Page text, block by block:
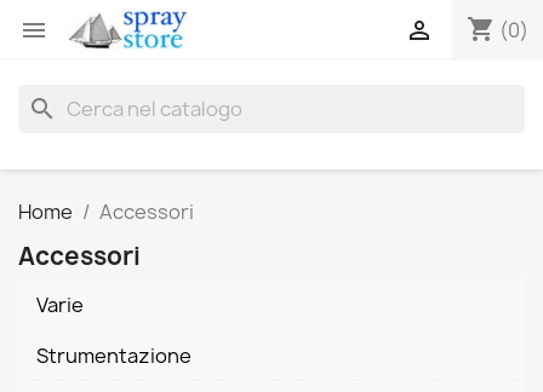
 shopping_cart (0)

search
Home Accessori
Accessori
Varie
Strumentazione